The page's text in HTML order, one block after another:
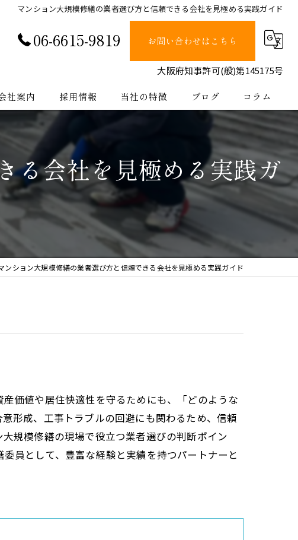
マンション大規模修繕の業者選び方と信頼できる会社を見極める実践ガイド
06-6615-9819 お問い合わせはこちら
大阪府知事許可(般)第145175号
社案内 採用情報 当社の特徴
止水
防水
内装
公共工事
ブログ コラム
る会社を見極める実践ガ
ンション大規模修繕の業者選び方と信頼できる会社を見極める実践ガイド
価値や居住快適性を守るためにも、「どのような
形成、工事トラブルの回避にも関わるため、信頼
規模修繕の現場で役立つ業者選びの判断ポイン
員として、豊富な経験と実績を持つパートナーと